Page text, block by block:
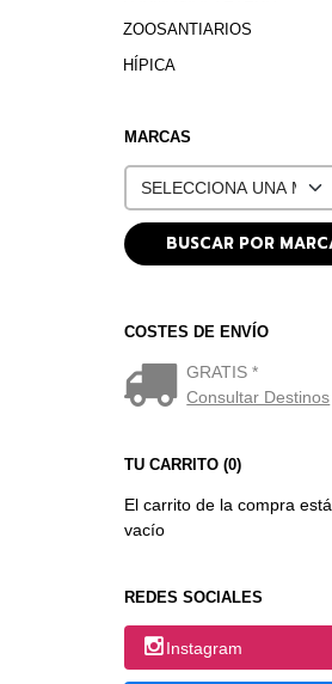
ZOOSANTIARIOS
HÍPICA
MARCAS
COSTES DE ENVÍO
GRATIS *
Consultar Destinos
TU CARRITO (0)
El carrito de la compra está
vacío
REDES SOCIALES
Instagram